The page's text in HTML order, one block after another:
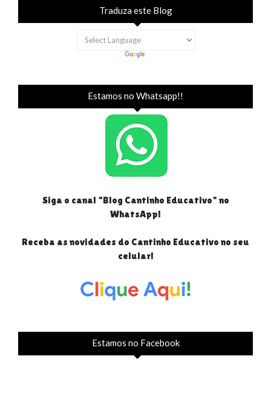
Traduza este Blog
Estamos no Whatsapp!!
Siga o canal "Blog Cantinho Educativo" no
WhatsApp!
Receba as novidades do Cantinho Educativo no seu
celular!
Estamos no Facebook